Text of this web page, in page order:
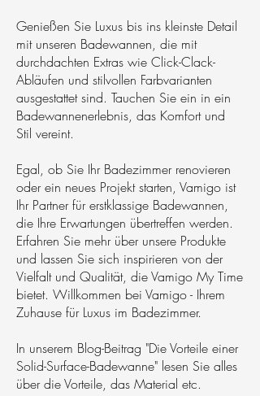
Genießen Sie Luxus bis ins kleinste Detail
mit unseren Badewannen, die mit
durchdachten Extras wie Click-Clack-
Abläufen und stilvollen Farbvarianten
ausgestattet sind. Tauchen Sie ein in ein
Badewannenerlebnis, das Komfort und
Stil vereint.
Egal, ob Sie Ihr Badezimmer renovieren
oder ein neues Projekt starten, Vamigo ist
Ihr Partner für erstklassige Badewannen,
die Ihre Erwartungen übertreffen werden.
Erfahren Sie mehr über unsere Produkte
und lassen Sie sich inspirieren von der
Vielfalt und Qualität, die Vamigo My Time
bietet. Willkommen bei Vamigo - Ihrem
Zuhause für Luxus im Badezimmer.
In unserem Blog-Beitrag "Die Vorteile einer
Solid-Surface-Badewanne" lesen Sie alles
über die Vorteile, das Material etc.